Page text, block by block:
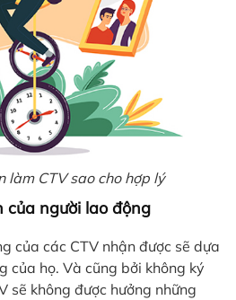
làm CTV sao cho hợp lý
của người lao động
của các CTV nhận được sẽ dựa
của họ. Và cũng bởi không ký
sẽ không được hưởng những